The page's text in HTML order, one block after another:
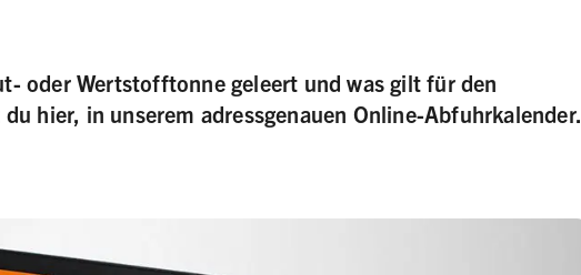
oder Wertstofftonne geleert und was gilt für den
hier, in unserem adressgenauen Online-Abfuhrkalender.